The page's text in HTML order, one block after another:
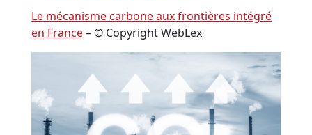
Le mécanisme carbone aux frontières intégré
en France– © Copyright WebLex